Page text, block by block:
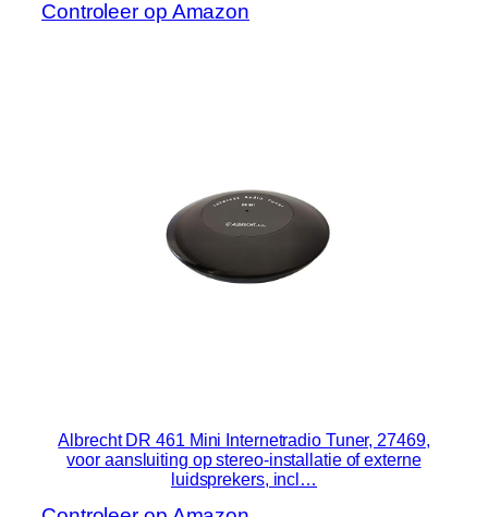
Controleer op Amazon
Albrecht DR 461 Mini Internetradio Tuner, 27469,
voor aansluiting op stereo-installatie of externe
luidsprekers, incl…